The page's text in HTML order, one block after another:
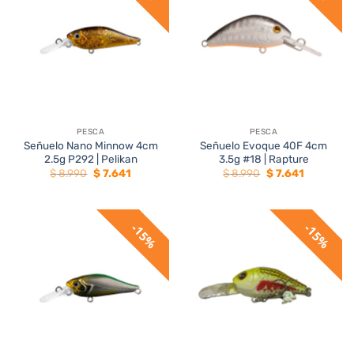
PESCA
Señuelo Nano Minnow 4cm
2.5g P292 | Pelikan
$8.990 El
precio
$ 8.990.
$7.641El
$ 7.641.
PESCA
Señuelo Evoque 40F 4cm
3.5g #18 | Rapture
$8.990 El
precio
$ 8.990.
$7.641El
$ 7.641.
15% 15%